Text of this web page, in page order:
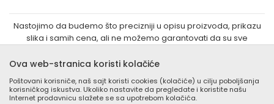
Nastojimo da budemo što precizniji u opisu proizvoda, prikazu
slika i samih cena, ali ne možemo garantovati da su sve
su deo naše ponude i ne podrazumeva da su dostupni u
besplatnim pozivom Call Centra na +381 (0) 11 405 9007 / +381
(0) 11 405 9008
Ova web-stranica koristi kolačiće
Poštovani korisniče, naš sajt koristi cookies (kolačiće) u cilju poboljšanja
korisničkog iskustva. Ukoliko nastavite da pregledate i koristite našu
Internet prodavnicu slažete se sa upotrebom kolačića.